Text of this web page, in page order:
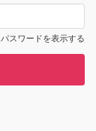
パスワードを表示する